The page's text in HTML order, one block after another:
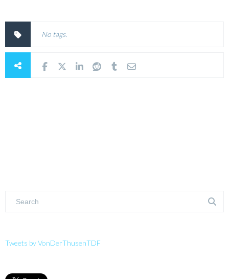
No tags.
Tweets by VonDerThusenTDF